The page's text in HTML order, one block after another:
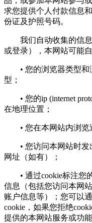
求您提供个人付款信息
份证及护照号码。
我们自动收集的信息
或登录），本网站可能
• 您的浏览器类型和
型；
• 您的ip (internet
在地理位置；
• 您在本网站内浏览
• 您访问本网站时发
网址（如有）；
• 通过cookie标注您
信息（包括您访问本网
账户信息等）；您可以
cookie，如果您拒绝
提供的本网站服务或功能